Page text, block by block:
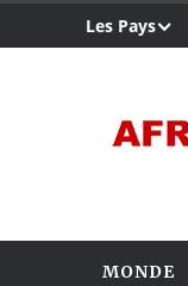
Les Pays
MONDE